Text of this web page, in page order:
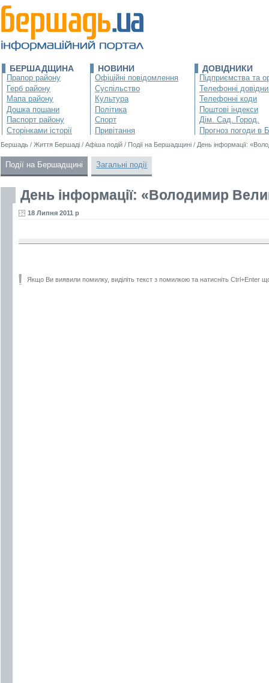
БЕРШАДЩИНА
Прапор району
Герб району
Мапа району
Дошка пошани
Паспорт району
Сторінками історії
НОВИНИ
Офіційні повідомлення
Суспільство
Культура
Політика
Спорт
Привітання
ДОВІДНИКИ
Підприємства та
Телефонні
Телефонні коди
Поштові індекси
Дім. Сад. Город.
Прогноз погоди в
Бершадь / Життя Бершаді / Афіша подій / Події на Бершадщині / День інформації:
Події на Бершадщині Загальні події
День інформації: «Володимир
18 Липня 2011 р
Якщо Ви виявили помилку, виділіть текст з помилкою та натисніть Ctrl+Enter